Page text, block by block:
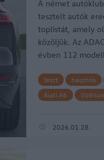
A német
tesztelt autók
toplistát, amely
közöljük. Az
évben 112
teszt hasznos
Audi A6
2026.01.28.